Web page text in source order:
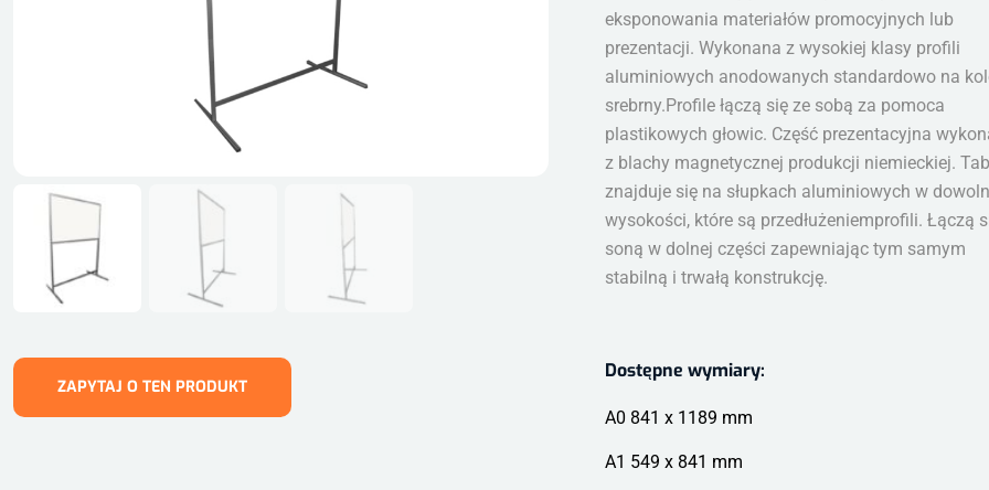
ZAPYTAJ O TEN PRODUKT
eksponowania materiałów promocyjnych lub
prezentacji. Wykonana z wysokiej klasy profili
aluminiowych anodowanych standardowo na
srebrny.Profile łączą się ze sobą za pomoca
plastikowych głowic. Część prezentacyjna
z blachy magnetycznej produkcji niemieckiej.
znajduje się na słupkach aluminiowych w
wysokości, które są przedłużeniemprofili. Łączą
soną w dolnej części zapewniając tym samym
stabilną i trwałą konstrukcję.
Dostępne wymiary:
A0 841 x 1189 mm
A1 549 x 841 mm